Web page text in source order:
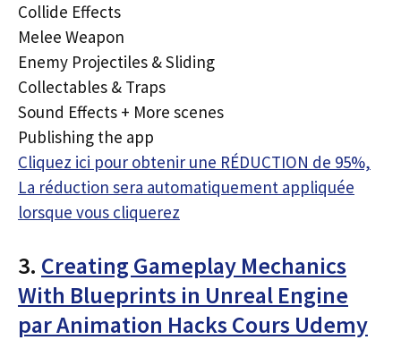
Collide Effects
Melee Weapon
Enemy Projectiles & Sliding
Collectables & Traps
Sound Effects + More scenes
Publishing the app
Cliquez ici pour obtenir une RÉDUCTION de 95%,
La réduction sera automatiquement appliquée
lorsque vous cliquerez
3. Creating Gameplay Mechanics
With Blueprints in Unreal Engine
par Animation Hacks Cours Udemy